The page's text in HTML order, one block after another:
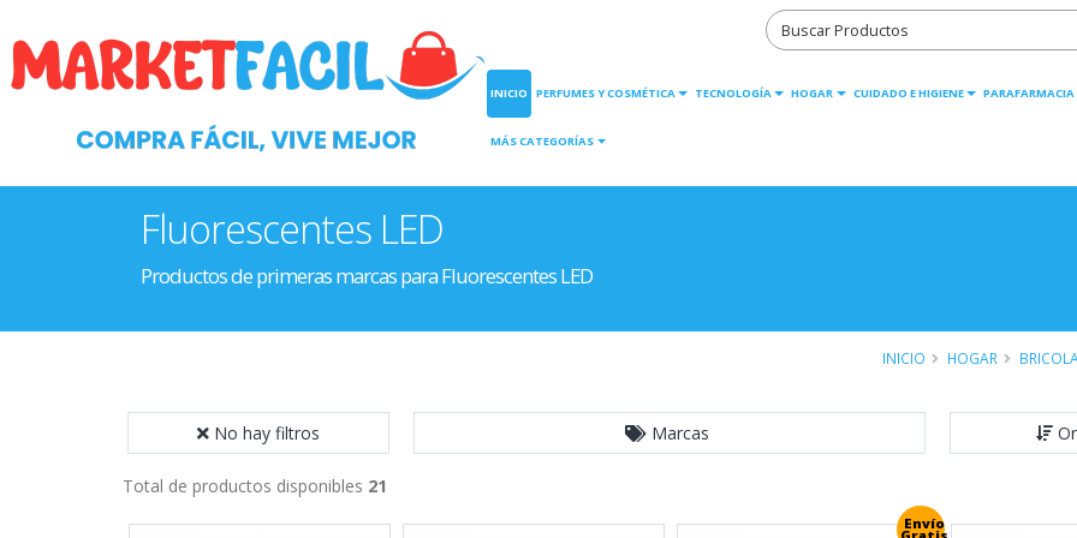
INICIO PERFUMES Y COSMÉTICA TECNOLOGÍA HOGAR CUIDADO E HIGIENE PARAFARMACIA
MÁS CATEGORÍAS
Fluorescentes LED
Productos de primeras marcas para Fluorescentes LED
INICIO HOGAR
No hay filtros Marcas
Total de productos disponibles 21
Envío